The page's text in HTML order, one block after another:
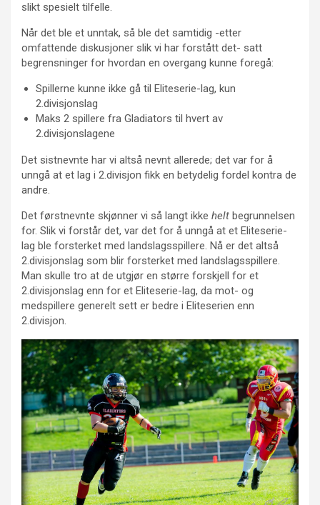
slikt spesielt tilfelle.
Når det ble et unntak, så ble det samtidig -etter
omfattende diskusjoner slik vi har forstått det- satt
begrensninger for hvordan en overgang kunne foregå:
Spillerne kunne ikke gå til Eliteserie-lag, kun
2.divisjonslag
Maks 2 spillere fra Gladiators til hvert av
2.divisjonslagene
Det sistnevnte har vi altså nevnt allerede; det var for å
unngå at et lag i 2.divisjon fikk en betydelig fordel kontra de
andre.
Det førstnevnte skjønner vi så langt ikke helt begrunnelsen
for. Slik vi forstår det, var det for å unngå at et Eliteserie-
lag ble forsterket med landslagsspillere. Nå er det altså
2.divisjonslag som blir forsterket med landslagsspillere.
Man skulle tro at de utgjør en større forskjell for et
2.divisjonslag enn for et Eliteserie-lag, da mot- og
medspillere generelt sett er bedre i Eliteserien enn
2.divisjon.